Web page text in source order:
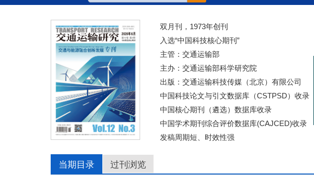
双月刊，1973年创刊
入选“中国科技核心期刊”
主管：交通运输部
主办：交通运输部科学研究院
出版：交通运输科技传媒（北京）有限公司
中国科技论文与引文数据库（CSTPSD）收录
中国核心期刊（遴选）数据库收录
中国学术期刊综合评价数据库(CAJCED)收录
发稿周期短、时效性强
当期目录 过刊浏览